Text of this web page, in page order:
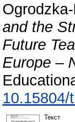
and the
Future
Europe –
10.15804/
Текст